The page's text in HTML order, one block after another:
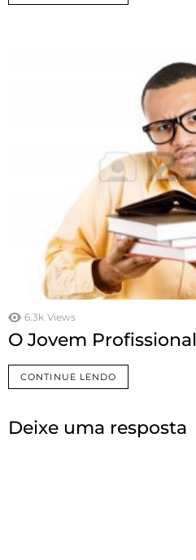
6.3k Views
O Jovem Profissional
CONTINUE LENDO
Deixe uma resposta